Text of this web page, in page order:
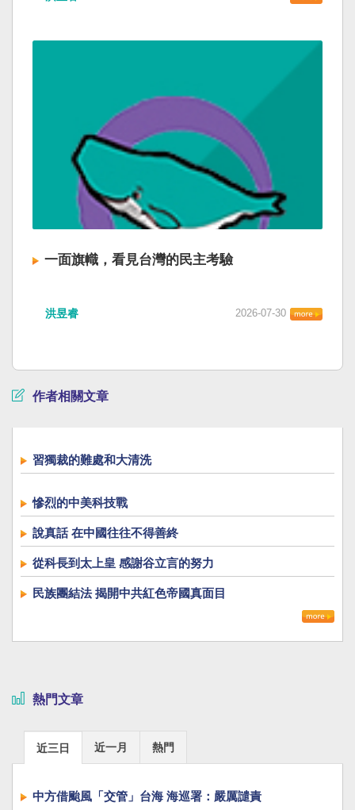
一面旗幟，看見台灣的民主考驗
洪昱睿 2026-07-30
作者相關文章
習獨裁的難處和大清洗
慘烈的中美科技戰
說真話 在中國往往不得善終
從科長到太上皇 感謝谷立言的努力
民族團結法 揭開中共紅色帝國真面目
熱門文章
近三日 近一月 熱門
中方借颱風「交管」台海 海巡署：嚴厲譴責